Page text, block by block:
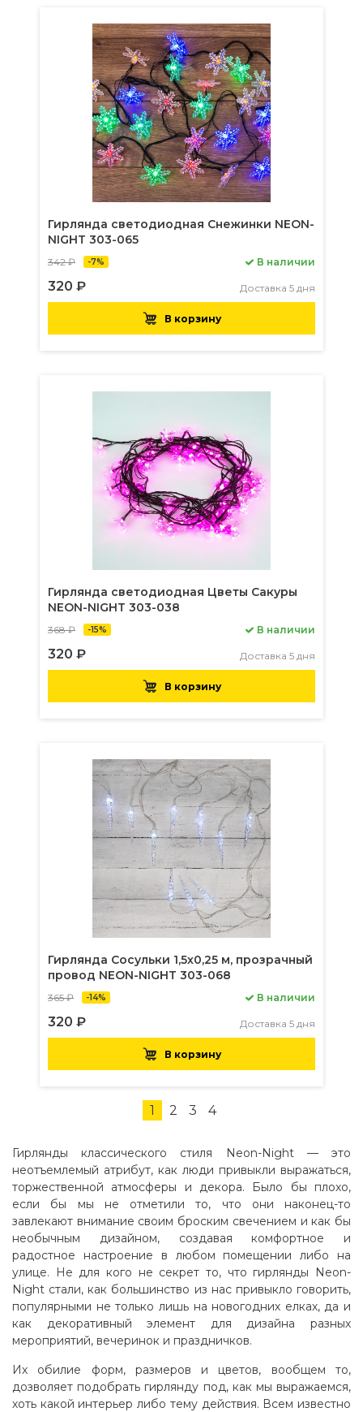
Гирлянда светодиодная Снежинки NEON-
NIGHT 303-065
342 ₽ -7%
320 ₽
В наличии
Доставка 5 дня
В корзину
Гирлянда светодиодная Цветы Сакуры
NEON-NIGHT 303-038
368 ₽ -15%
320 ₽
В наличии
Доставка 5 дня
В корзину
Гирлянда Сосульки 1,5х0,25 м, прозрачный
провод NEON-NIGHT 303-068
365 ₽ -14%
320 ₽
В наличии
Доставка 5 дня
В корзину
1 2 3 4
Гирлянды классического стиля Neon-Night — это
неотъемлемый атрибут, как люди привыкли выражаться,
торжественной атмосферы и декора. Было бы плохо,
если бы мы не отметили то, что они наконец-то
завлекают внимание своим броским свечением и как бы
необычным дизайном, создавая комфортное и
радостное настроение в любом помещении либо на
улице. Не для кого не секрет то, что гирлянды Neon-
Night стали, как большинство из нас привыкло говорить,
популярными не только лишь на новогодних елках, да и
как декоративный элемент для дизайна разных
мероприятий, вечеринок и праздничков.
Их обилие форм, размеров и цветов, вообщем то,
дозволяет подобрать гирлянду под, как мы выражаемся,
хоть какой интерьер либо тему действия. Всем известно